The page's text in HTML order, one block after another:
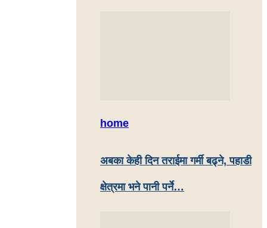
home
अबका केही दिन तराईमा गर्मी बढ्ने, पहाडी
क्षेत्रमा भने पानी पर्ने…